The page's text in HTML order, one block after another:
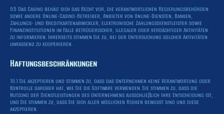
9.5 Das Casino behält sich das Recht vor, die verantwortlichen Regierungsbehörden
sowie andere Online-Casino-Betreiber, Anbieter von Online-Diensten, Banken,
Zahlungs- und Kreditkartenabwickler, elektronische Zahlungsdienstleister sowie
Finanzinstitutionen im Falle betrügerischer, illegaler oder verdächtiger Aktivitäten
zu informieren. Ihrerseits stimmen Sie zu, bei der Untersuchung solcher Aktivitäten
umfassend zu kooperieren.
Haftungsbeschränkungen
10.1 Sie akzeptieren und stimmen zu, dass das Unternehmen keine Verantwortung oder
Kontrolle darüber hat, wie Sie die Software verwenden. Sie stimmen zu, dass die
Nutzung der Dienstleistungen des Unternehmens ausschließlich Ihre Entscheidung ist,
und Sie stimmen zu, dass Sie sich aller möglichen Risiken bewusst sind und diese
akzeptieren.